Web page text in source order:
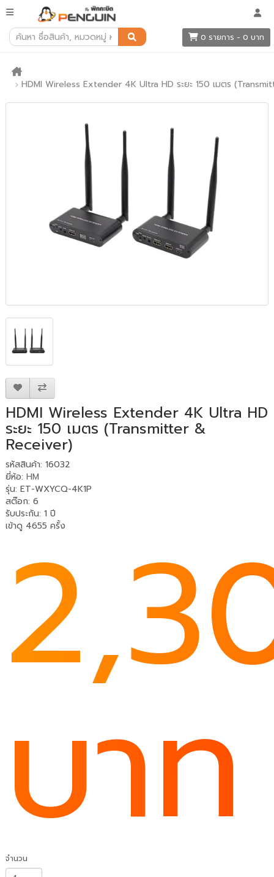
0 รายการ - 0 บาท
HDMI Wireless Extender 4K Ultra HD ระยะ 150 เมตร
HDMI Wireless Extender 4K Ultra HD
ระยะ 150 เมตร (Transmitter &
Receiver)
รหัสสินค้า: 16032
ยี่ห้อ: HM
รุ่น: ET-WXYCQ-4K1P
สต๊อก: 6
รับประกัน: 1 ปี
เข้าดู 4655 ครั้ง
บาท
จำนวน